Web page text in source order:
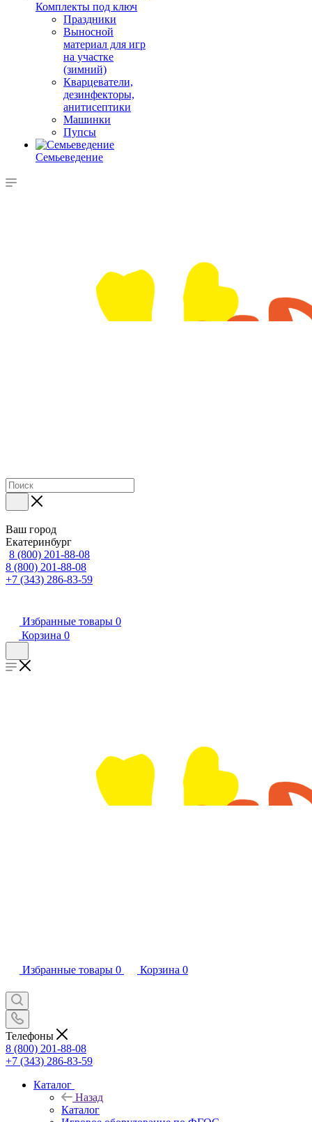
Комплекты под ключ
Праздники
Выносной
материал для игр
на участке
(зимний)
Кварцеватели,
дезинфекторы,
анитисептики
Машинки
Пупсы
Семьеведение
Ваш город
Екатеринбург
8 (800) 201-88-08
8 (800) 201-88-08
+7 (343) 286-83-59
Избранные товары 0
Корзина 0
Избранные товары 0 Корзина 0
Телефоны
8 (800) 201-88-08
+7 (343) 286-83-59
Каталог
Назад
Каталог